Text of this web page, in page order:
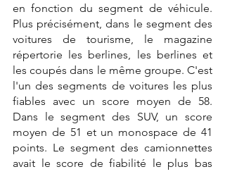
en fonction du segment de véhicule.
Plus précisément, dans le segment des
voitures de tourisme, le magazine
répertorie les berlines, les berlines et
les coupés dans le même groupe. C'est
l'un des segments de voitures les plus
fiables avec un score moyen de 58.
Dans le segment des SUV, un score
moyen de 51 et un monospace de 41
points. Le segment des camionnettes
avait le score de fiabilité le plus bas